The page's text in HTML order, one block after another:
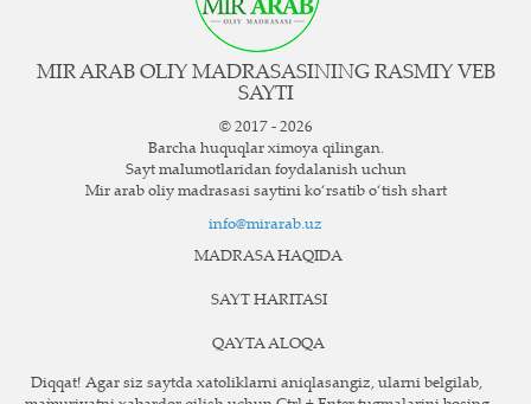
MIR ARAB OLIY MADRASASINING RASMIY VEB
SAYTI
© 2017 - 2026
Barcha huquqlar ximoya qilingan.
Sayt ma`lumotlaridan foydalanish uchun
Mir arab oliy madrasasi saytini ko‘rsatib o‘tish shart
info@mirarab.uz
MADRASA HAQIDA
SAYT HARITASI
QAYTA ALOQA
Diqqat! Agar siz saytda xatoliklarni aniqlasangiz, ularni belgilab,